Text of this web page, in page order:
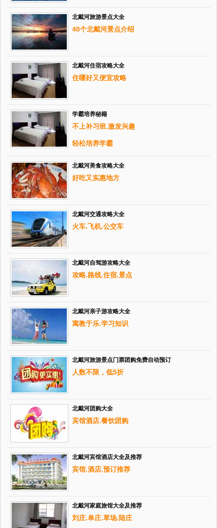
北戴河旅游景点大全
40个北戴河景点介绍
北戴河住宿攻略大全
住哪好又便宜攻略
学霸培养秘籍
不上补习班.激发兴趣
轻松培养学霸
北戴河美食攻略大全
好吃又实惠地方
北戴河交通攻略大全
火车.飞机.公交车
北戴河自驾游攻略大全
攻略.路线.住宿.景点
北戴河亲子游攻略大全
寓教于乐.学习知识
北戴河旅游景点门票团购免费自动预订
人数不限，低5折
北戴河团购大全
宾馆酒店.餐饮团购
北戴河宾馆酒店大全及推荐
宾馆.酒店.预订推荐
北戴河家庭旅馆大全及推荐
刘庄.单庄.草场.陆庄